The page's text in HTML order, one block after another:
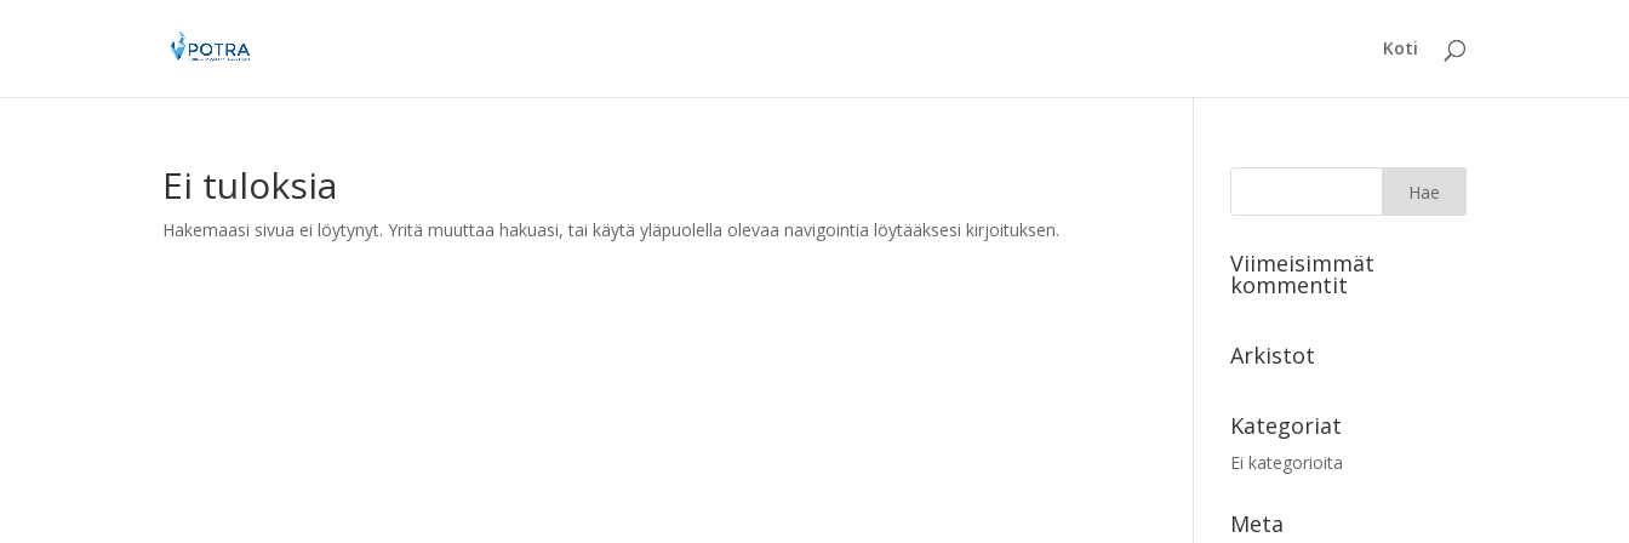
Koti
Ei tuloksia
Hakemaasi sivua ei löytynyt. Yritä muuttaa hakuasi, tai käytä yläpuolella olevaa navigointia löytääksesi kirjoituksen.
Viimeisimmät
kommentit
Arkistot
Kategoriat
Ei kategorioita
Meta